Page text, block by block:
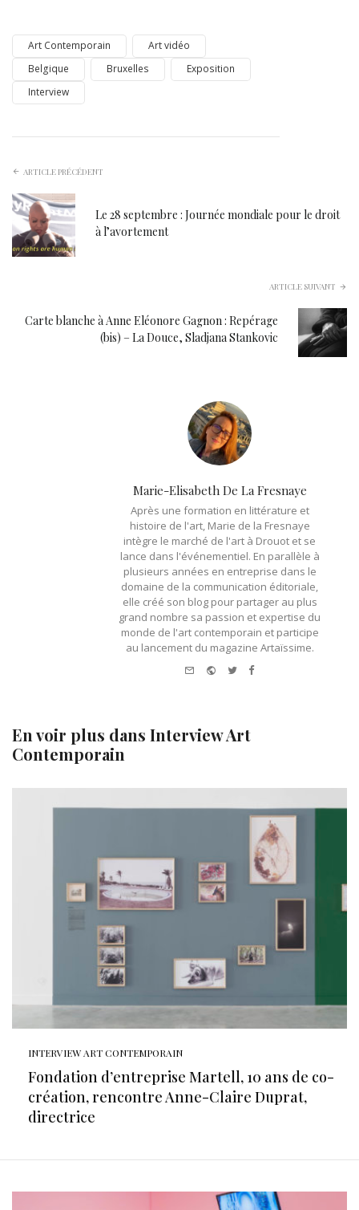
Art Contemporain
Art vidéo
Belgique
Bruxelles
Exposition
Interview
ARTICLE PRÉCÉDENT
Le 28 septembre : Journée mondiale pour le droit
à l’avortement
ARTICLE SUIVANT
Carte blanche à Anne Eléonore Gagnon : Repérage
(bis) – La Douce, Sladjana Stankovic
Marie-Elisabeth De La Fresnaye
Après une formation en littérature et
histoire de l'art, Marie de la Fresnaye
intègre le marché de l'art à Drouot et se
lance dans l'événementiel. En parallèle à
plusieurs années en entreprise dans le
domaine de la communication éditoriale,
elle créé son blog pour partager au plus
grand nombre sa passion et expertise du
monde de l'art contemporain et participe
au lancement du magazine Artaïssime.
Website
TwitterFacebook
En voir plus dans Interview Art
Contemporain
INTERVIEW ART CONTEMPORAIN
Fondation d’entreprise Martell, 10 ans de co-
création, rencontre Anne-Claire Duprat,
directrice